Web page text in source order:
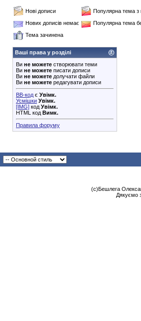
Нові дописи
Популярна тема
Нових дописів немає
Популярна тема
Тема зачинена
Ваші права у розділі
Ви не можете створювати теми
Ви не можете писати дописи
Ви не можете долучати файли
Ви не можете редагувати дописи
BB-код є Увімк.
Усмішки Увімк.
[IMG] код Увімк.
HTML код Вимк.
Правила форуму
(с)Бешлега
Дякуємо